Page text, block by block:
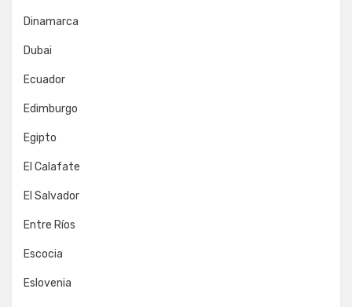
Dinamarca
Dubai
Ecuador
Edimburgo
Egipto
El Calafate
El Salvador
Entre Ríos
Escocia
Eslovenia